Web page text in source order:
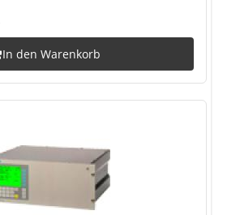
In den Warenkorb